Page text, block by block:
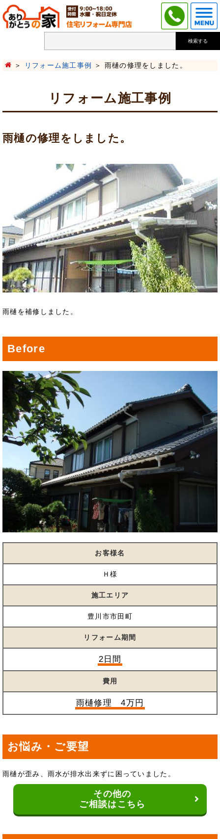
検索する
リフォーム施工事例 雨樋の修理をしました。
リフォーム施工事例
雨樋の修理をしました。
雨樋を補修しました。
Before
お客様名
Ｈ様
施工エリア
豊川市市田町
リフォーム期間
2日間
費用
雨樋修理 4万円
お悩み・ご要望
雨樋が歪み、雨水が排水出来ずに困っていました。
その他の
ご相談はこちら